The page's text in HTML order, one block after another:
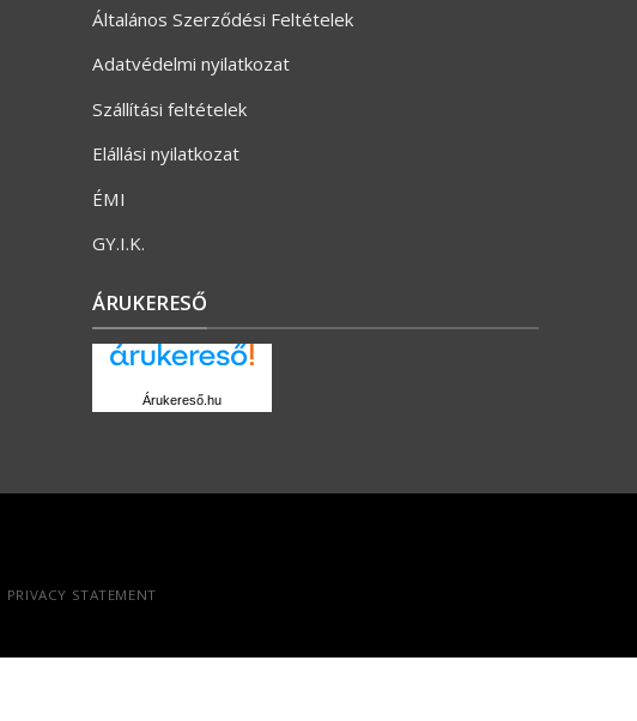
Általános Szerződési Feltételek
Adatvédelmi nyilatkozat
Szállítási feltételek
Elállási nyilatkozat
ÉMI
GY.I.K.
ÁRUKERESŐ
Árukereső.hu
PRIVACY STATEMENT